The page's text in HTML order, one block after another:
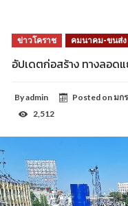
ข่าวโคราช คมนาคม-ขนส่ง
อัปเดตก่อสร้าง ทางลอด
Byadmin Posted onมก
2,512